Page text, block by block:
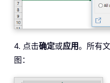
4. 点击确定或应用。所有
图：